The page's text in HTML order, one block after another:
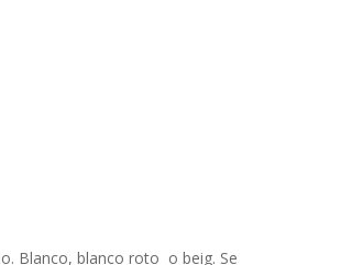
Blanco, blanco roto o beig. Se